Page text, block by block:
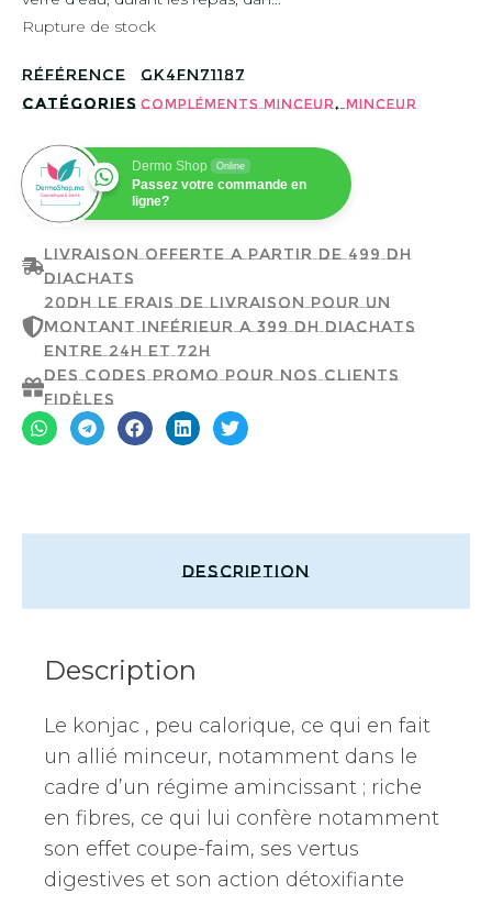
Rupture de stock
Référence
GK4FN71187
Catégories Compléments Minceur,Minceur
Dermo Shop Online
Passez votre commande en
ligne?
Livraison offerte a partir de 499 dh
d'achats
20dh le frais de livraison pour un
montant inférieur a 399 dh d'achats
entre 24h et 72h
Des codes promo pour nos clients
fidèles
Description
Description
Le konjac , peu calorique, ce qui en fait
un allié minceur, notamment dans le
cadre d’un régime amincissant ; riche
en fibres, ce qui lui confère notamment
son effet coupe-faim, ses vertus
digestives et son action détoxifiante